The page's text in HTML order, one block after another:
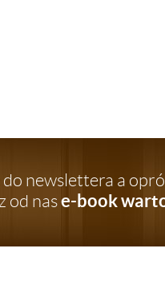
do newslettera a
od nase-book